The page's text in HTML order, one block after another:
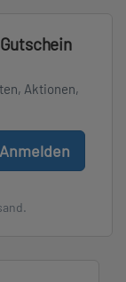
Aktionen,
Anmelden